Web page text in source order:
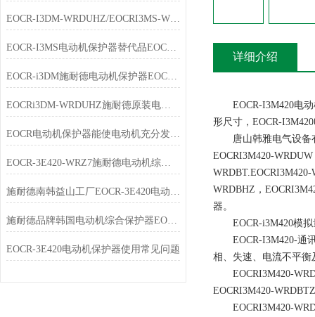
EOCR-I3DM-WRDUHZ/EOCRI3MS-WRDUHZ施耐德原装电动机保护器简介
EOCR-I3MS电动机保护器替代品EOCR-i3DM特点
EOCR-i3DM施耐德电动机保护器EOCRi3DM-WRDUHZ产品简介
EOCRi3DM-WRDUHZ施耐德原装电动机保护器特点
EOCR电动机保护器能使电动机充分发挥过载能力，又能免于损坏
EOCR-3E420-WRZ7施耐德电动机综合保护器选型指南
施耐德南韩益山工厂EOCR-3E420电动机综合保护器
施耐德品牌韩国电动机综合保护器EOCR-3E420-WRZ7简介
EOCR-3E420电动机保护器使用常见问题
详细介绍
EOCR-I3M420电动
形尺寸，EOCR-
唐山韩雅电气设备有
EOCRI3M420-
WRDBHZ，
器。
EOCR-i3M420模拟
EOCR-I3M420-通讯
相、失速、电流不平
EOCRI3M420-
EOCRI3M420-
EOCRI3M420-